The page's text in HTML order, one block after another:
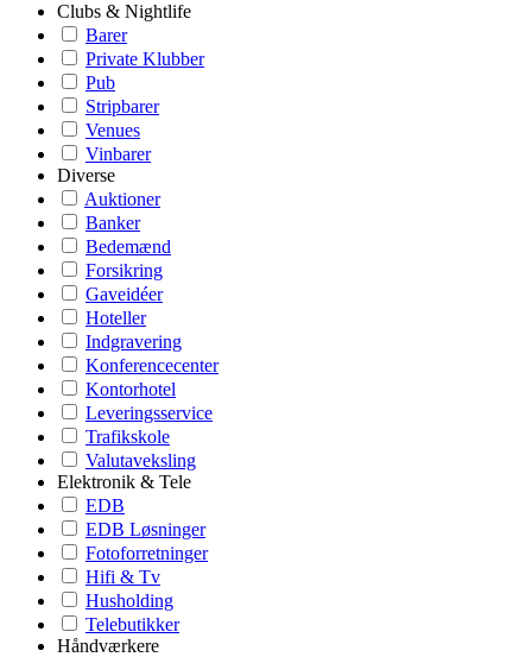
Clubs & Nightlife
Barer
Private Klubber
Pub
Stripbarer
Venues
Vinbarer
Diverse
Auktioner
Banker
Bedemænd
Forsikring
Gaveidéer
Hoteller
Indgravering
Konferencecenter
Kontorhotel
Leveringsservice
Trafikskole
Valutaveksling
Elektronik & Tele
EDB
EDB Løsninger
Fotoforretninger
Hifi & Tv
Husholding
Telebutikker
Håndværkere